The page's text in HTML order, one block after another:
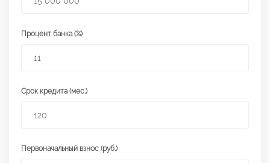
Процент банка (%)
Срок кредита (мес.)
Первоначальный взнос (руб.)